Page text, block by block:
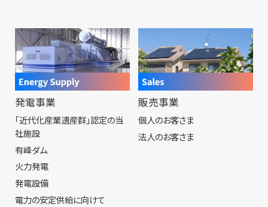
発電事業
「近代化産業遺産群」認定の当
社施設
有峰ダム
火力発電
発電設備
電力の安定供給に向けて
販売事業
個人のお客さま
法人のお客さま